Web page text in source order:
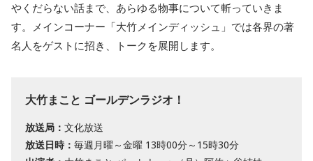
やくだらない話まで、あらゆる物事について斬っていきま
す。メインコーナー「大竹メインディッシュ」では各界の著
名人をゲストに招き、トークを展開します。
大竹まこと ゴールデンラジオ！
放送局： 文化放送
放送日時： 毎週月曜～金曜 13時00分～15時30分